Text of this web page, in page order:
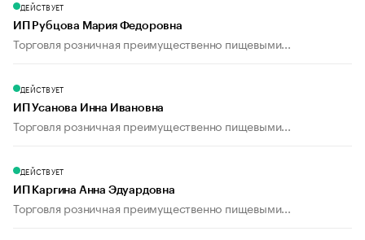
ДЕЙСТВУЕТ
ИП Рубцова Мария Федоровна
Торговля розничная преимущественно пищевыми...
ДЕЙСТВУЕТ
ИП Усанова Инна Ивановна
Торговля розничная преимущественно пищевыми...
ДЕЙСТВУЕТ
ИП Каргина Анна Эдуардовна
Торговля розничная преимущественно пищевыми...